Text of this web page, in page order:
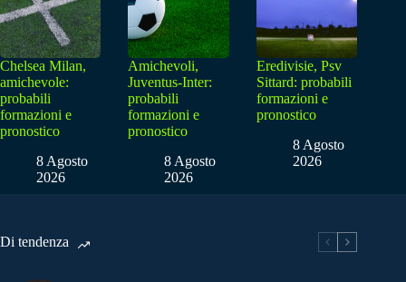
Chelsea Milan,
amichevole:
probabili
formazioni e
pronostico
8 Agosto
2026
Amichevoli,
Juventus-Inter:
probabili
formazioni e
pronostico
8 Agosto
2026
Eredivisie, Psv
Sittard: probabili
formazioni e
pronostico
8 Agosto
2026
Di tendenza